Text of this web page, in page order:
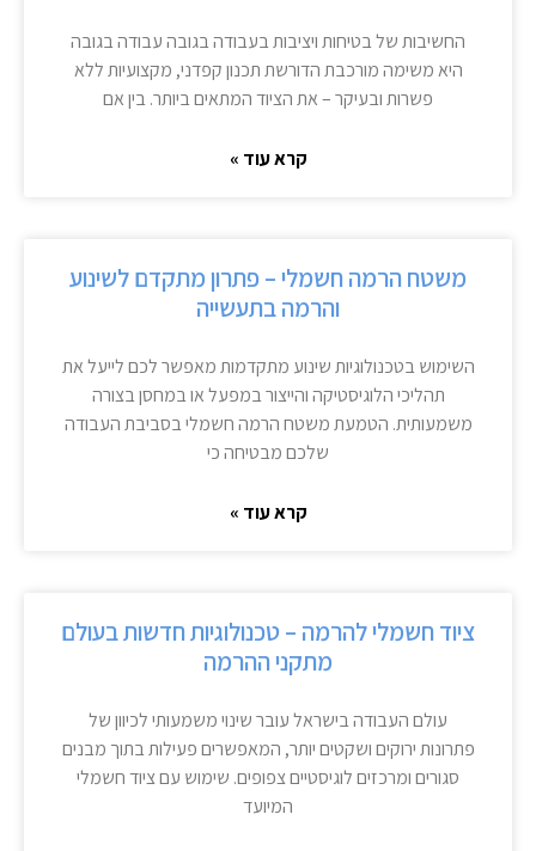
החשיבות של בטיחות ויציבות בעבודה בגובה עבודה בגובה
היא משימה מורכבת הדורשת תכנון קפדני, מקצועיות ללא
פשרות ובעיקר – את הציוד המתאים ביותר. בין אם
קרא עוד »
משטח הרמה חשמלי – פתרון מתקדם לשינוע
והרמה בתעשייה
השימוש בטכנולוגיות שינוע מתקדמות מאפשר לכם לייעל את
תהליכי הלוגיסטיקה והייצור במפעל או במחסן בצורה
משמעותית. הטמעת משטח הרמה חשמלי בסביבת העבודה
שלכם מבטיחה כי
קרא עוד »
ציוד חשמלי להרמה – טכנולוגיות חדשות בעולם
מתקני ההרמה
עולם העבודה בישראל עובר שינוי משמעותי לכיוון של
פתרונות ירוקים ושקטים יותר, המאפשרים פעילות בתוך מבנים
סגורים ומרכזים לוגיסטיים צפופים. שימוש עם ציוד חשמלי
המיועד